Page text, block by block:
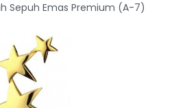
Sepuh Emas Premium (A-7)